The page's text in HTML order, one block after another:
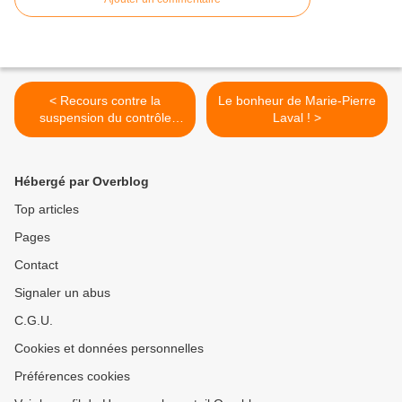
< Recours contre la
suspension du contrôle
technique des deux-roues
Le bonheur de Marie-Pierre
Laval ! >
Hébergé par Overblog
Top articles
Pages
Contact
Signaler un abus
C.G.U.
Cookies et données personnelles
Préférences cookies